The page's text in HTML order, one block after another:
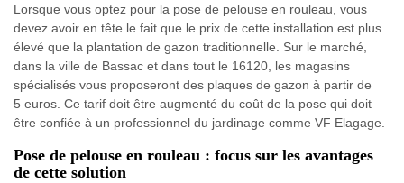
Lorsque vous optez pour la pose de pelouse en rouleau, vous
devez avoir en tête le fait que le prix de cette installation est plus
élevé que la plantation de gazon traditionnelle. Sur le marché,
dans la ville de Bassac et dans tout le 16120, les magasins
spécialisés vous proposeront des plaques de gazon à partir de
5 euros. Ce tarif doit être augmenté du coût de la pose qui doit
être confiée à un professionnel du jardinage comme VF Elagage.
Pose de pelouse en rouleau : focus sur les avantages
de cette solution